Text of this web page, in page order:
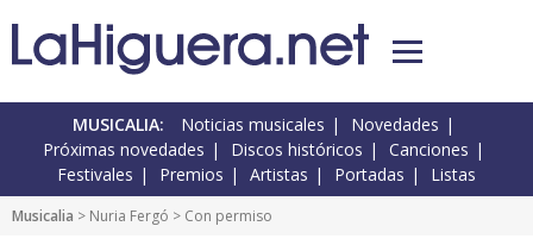
MUSICALIA: Noticias musicales
Novedades
Próximas novedades
Discos históricos
Canciones
Festivales
Premios Artistas Portadas Listas
Musicalia > Nuria Fergó > Con permiso